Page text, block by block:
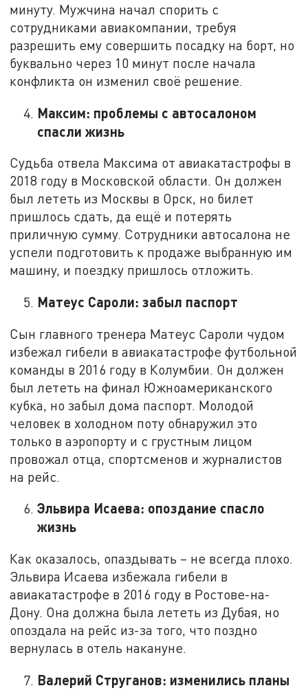
минуту. Мужчина начал спорить с
сотрудниками авиакомпании, требуя
разрешить ему совершить посадку на борт, но
буквально через 10 минут после начала
конфликта он изменил своё решение.
Максим: проблемы с автосалоном
спасли жизнь
Судьба отвела Максима от авиакатастрофы в
2018 году в Московской области. Он должен
был лететь из Москвы в Орск, но билет
пришлось сдать, да ещё и потерять
приличную сумму. Сотрудники автосалона не
успели подготовить к продаже выбранную им
машину, и поездку пришлось отложить.
Матеус Сароли: забыл паспорт
Сын главного тренера Матеус Сароли чудом
избежал гибели в авиакатастрофе футбольной
команды в 2016 году в Колумбии. Он должен
был лететь на финал Южноамериканского
кубка, но забыл дома паспорт. Молодой
человек в холодном поту обнаружил это
только в аэропорту и с грустным лицом
провожал отца, спортсменов и журналистов
на рейс.
Эльвира Исаева: опоздание спасло
жизнь
Как оказалось, опаздывать – не всегда плохо.
Эльвира Исаева избежала гибели в
авиакатастрофе в 2016 году в Ростове-на-
Дону. Она должна была лететь из Дубая, но
опоздала на рейс из-за того, что поздно
вернулась в отель накануне.
Валерий Струганов: изменились планы